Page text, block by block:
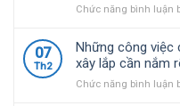
Chức năng bình luận
07
Th2
Những công việc
xây lắp cần nắm
Chức năng bình luận